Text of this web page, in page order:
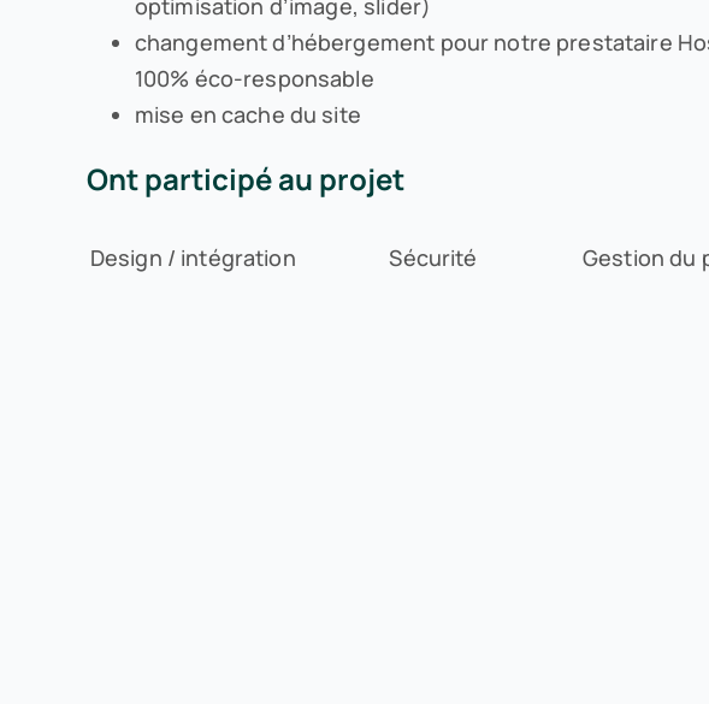
optimisation d’image, slider)
changement d’hébergement pour notre prestataire
100% éco-responsable
mise en cache du site
Ont participé au projet
Design / intégration Sécurité Gestion du